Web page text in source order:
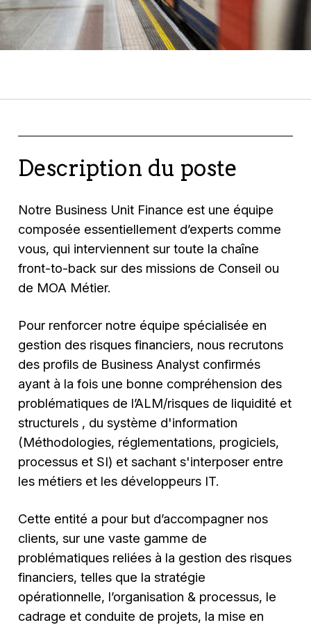
Description du poste
Notre Business Unit Finance est une équipe
composée essentiellement d’experts comme
vous, qui interviennent sur toute la chaîne
front-to-back sur des missions de Conseil ou
de MOA Métier.
Pour renforcer notre équipe spécialisée en
gestion des risques financiers, nous recrutons
des profils de Business Analyst confirmés
ayant à la fois une bonne compréhension des
problématiques de l’ALM/risques de liquidité et
structurels , du système d'information
(Méthodologies, réglementations, progiciels,
processus et SI) et sachant s'interposer entre
les métiers et les développeurs IT.
Cette entité a pour but d’accompagner nos
clients, sur une vaste gamme de
problématiques reliées à la gestion des risques
financiers, telles que la stratégie
opérationnelle, l’organisation & processus, le
cadrage et conduite de projets, la mise en